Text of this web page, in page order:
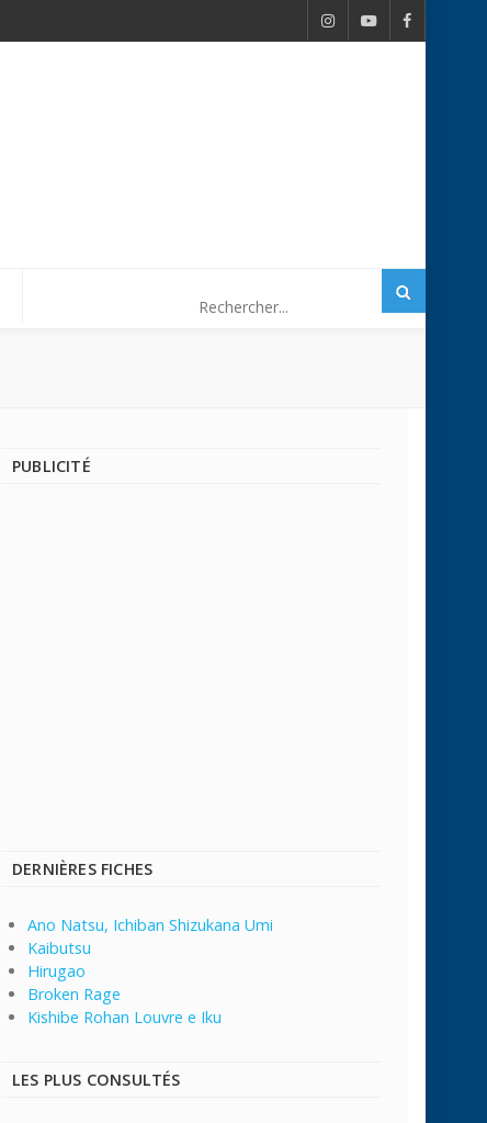
PUBLICITÉ
DERNIÈRES FICHES
Ano Natsu, Ichiban Shizukana Umi
Kaibutsu
Hirugao
Broken Rage
Kishibe Rohan Louvre e Iku
LES PLUS CONSULTÉS